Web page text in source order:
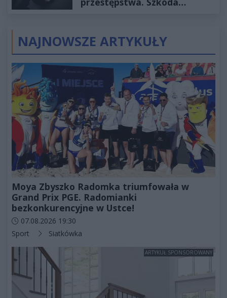
NAJNOWSZE ARTYKUŁY
Moya Zbyszko Radomka triumfowała w
Grand Prix PGE. Radomianki
bezkonkurencyjne w Ustce!
Data dodania artykułu:
07.08.2026 19:30
Kategorie artykułu:
Sport Siatkówka
ARTYKUŁ SPONSOROWANY